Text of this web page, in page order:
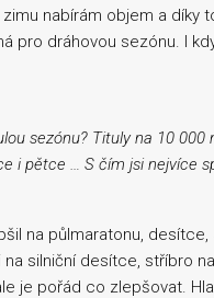
nabírám objem a díky
pro dráhovou sezónu. I
sezónu? Tituly na 10
i pětce … S čím jsi nejvíce
na půlmaratonu, desítce,
na silniční desítce, stříbro
je pořád co zlepšovat.